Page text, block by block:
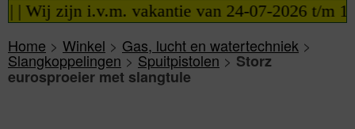
zijn i.v.m. vakantie van 24-07-2026 t/m 14-
Home > Winkel > Gas, lucht en watertechniek >
Slangkoppelingen>Spuitpistolen>Storz
eurosproeier met slangtule